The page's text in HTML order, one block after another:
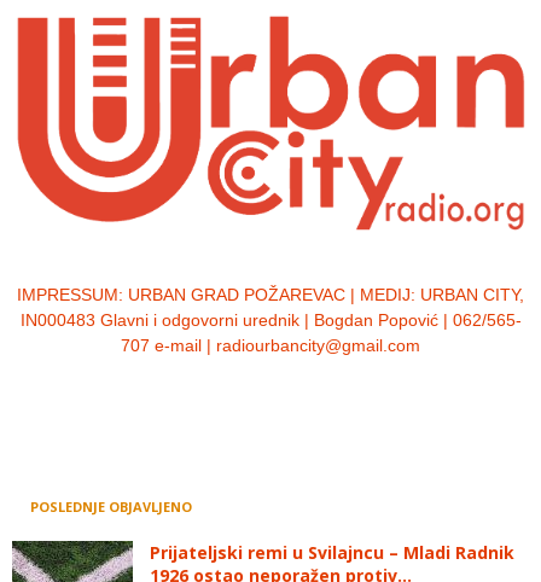
IMPRESSUM: URBAN GRAD POŽAREVAC | MEDIJ: URBAN CITY,
IN000483 Glavni i odgovorni urednik | Bogdan Popović | 062/565-
707 e-mail | radiourbancity@gmail.com
POSLEDNJE OBJAVLJENO
Prijateljski remi u Svilajncu – Mladi Radnik
1926 ostao neporažen protiv...